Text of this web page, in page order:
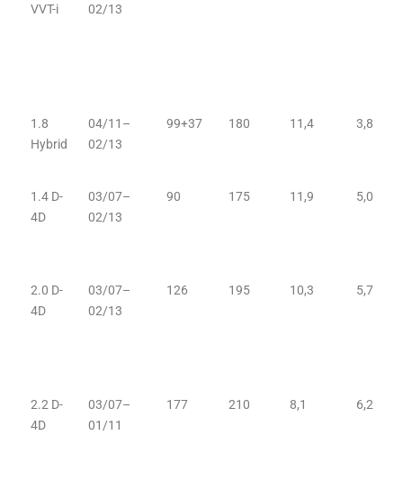
VVT-i
02/13
1.8
Hybrid
04/11–
02/13
99+37 180 11,4 3,8
1.4 D-
4D
03/07–
02/13
90 175 11,9 5,0
2.0 D-
4D
03/07–
02/13
126 195 10,3 5,7
2.2 D-
4D
03/07–
01/11
177 210 8,1 6,2